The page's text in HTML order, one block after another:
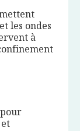
les ondes
à